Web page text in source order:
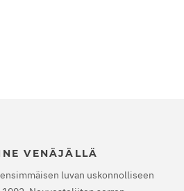
VENÄJÄLLÄ
luvan uskonnolliseen